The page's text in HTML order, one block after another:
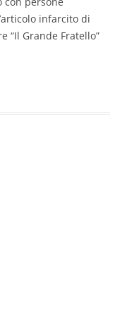
infarcito di
“Il Grande Fratello”